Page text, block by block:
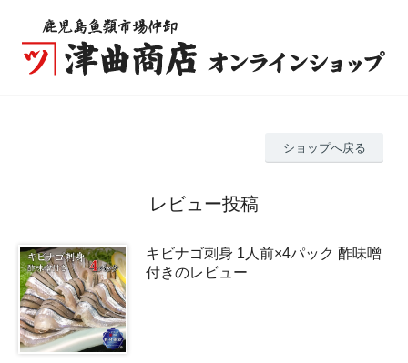
ショップへ戻る
レビュー投稿
キビナゴ刺身 1人前×4パック 酢味噌
付きのレビュー